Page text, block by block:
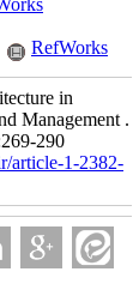
RefWorks
in
Management .
290
article-1-2382-